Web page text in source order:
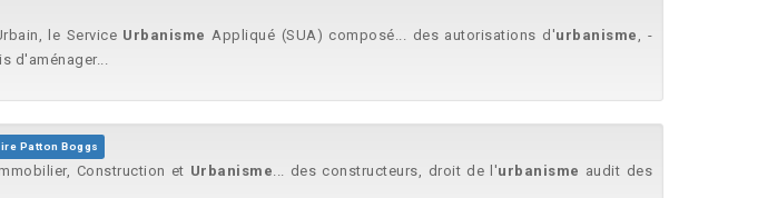
le Service Urbanisme Appliqué (SUA) composé... des autorisations d'urbanisme , -
d'aménager...
Patton Boggs
Construction et Urbanisme... des constructeurs, droit de l'urbanisme audit des